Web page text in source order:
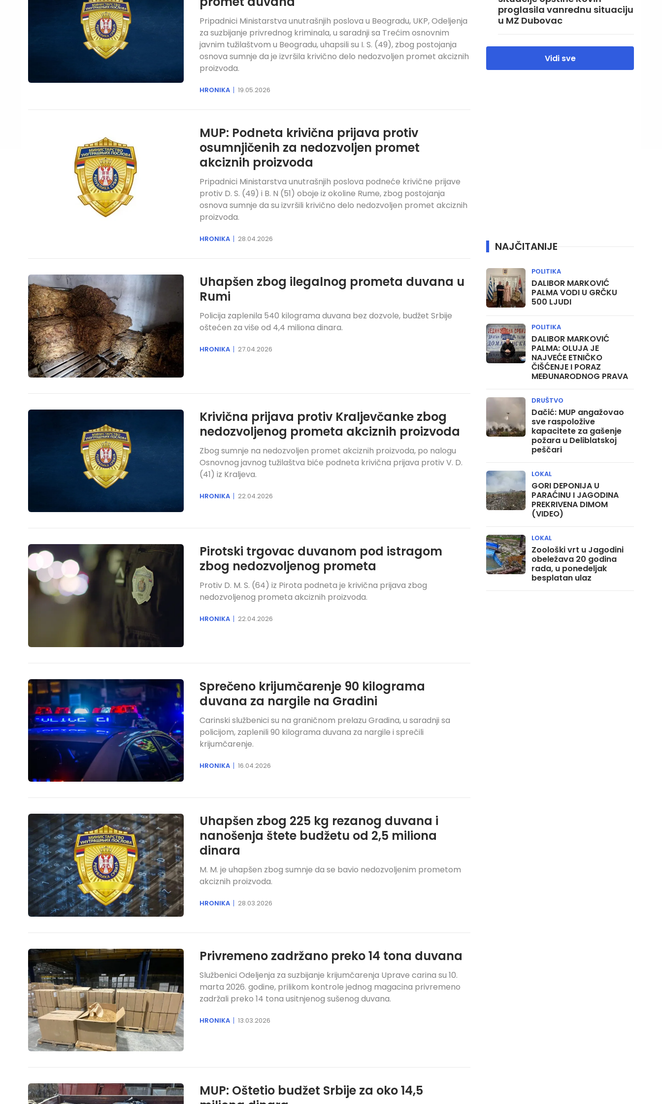
Pripadnici Ministarstva unutrašnjih poslova u Beogradu, UKP, Odeljenja
za suzbijanje privrednog kriminala, u saradnji sa Trećim osnovnim
javnim tužilaštvom u Beogradu, uhapsili su I. S. (49), zbog postojanja
osnova sumnje da je izvršila krivično delo nedozvoljen promet akciznih
proizvoda.
HRONIKA 19.05.2026
MUP: Podneta krivična prijava protiv
osumnjičenih za nedozvoljen promet
akciznih proizvoda
Pripadnici Ministarstva unutrašnjih poslova podneće krivične prijave
protiv D. S. (49) i B. N (51) oboje iz okoline Rume, zbog postojanja
osnova sumnje da su izvršili krivično delo nedozvoljen promet akciznih
proizvoda.
HRONIKA 28.04.2026
Uhapšen zbog ilegalnog prometa duvana u
Rumi
Policija zaplenila 540 kilograma duvana bez dozvole, budžet Srbije
oštećen za više od 4,4 miliona dinara.
HRONIKA 27.04.2026
Krivična prijava protiv Kraljevčanke zbog
nedozvoljenog prometa akciznih proizvoda
Zbog sumnje na nedozvoljen promet akciznih proizvoda, po nalogu
Osnovnog javnog tužilaštva biće podneta krivična prijava protiv V. D.
(41) iz Kraljeva.
HRONIKA 22.04.2026
Pirotski trgovac duvanom pod istragom
zbog nedozvoljenog prometa
Protiv D. M. S. (64) iz Pirota podneta je krivična prijava zbog
nedozvoljenog prometa akciznih proizvoda.
HRONIKA 22.04.2026
Sprečeno krijumčarenje 90 kilograma
duvana za nargile na Gradini
Carinski službenici su na graničnom prelazu Gradina, u saradnji sa
policijom, zaplenili 90 kilograma duvana za nargile i sprečili
krijumčarenje.
HRONIKA 16.04.2026
Uhapšen zbog 225 kg rezanog duvana i
nanošenja štete budžetu od 2,5 miliona
dinara
M. M. je uhapšen zbog sumnje da se bavio nedozvoljenim prometom
akciznih proizvoda.
HRONIKA 28.03.2026
Privremeno zadržano preko 14 tona duvana
Službenici Odeljenja za suzbijanje krijumčarenja Uprave carina su 10.
marta 2026. godine, prilikom kontrole jednog magacina privremeno
zadržali preko 14 tona usitnjenog sušenog duvana.
HRONIKA 13.03.2026
MUP: Oštetio budžet Srbije za oko 14,5
proglasila vanrednu situaciju
u MZ Dubovac
Vidi sve
NAJČITANIJE
DALIBOR MARKOVIĆ
PALMA VODI U GRČKU
500 LJUDI
POLITIKA
DALIBOR MARKOVIĆ
PALMA: OLUJA JE
NAJVEĆE ETNIČKO
ČIŠĆENJE I PORAZ
MEĐUNARODNOG PRAVA
POLITIKA
Dačić: MUP angažovao
sve raspoložive
kapacitete za gašenje
požara u Deliblatskoj
peščari
DRUŠTVO
GORI DEPONIJA U
PARAĆINU I JAGODINA
PREKRIVENA DIMOM
(VIDEO)
LOKAL
Zoološki vrt u Jagodini
obeležava 20 godina
rada, u ponedeljak
besplatan ulaz
LOKAL